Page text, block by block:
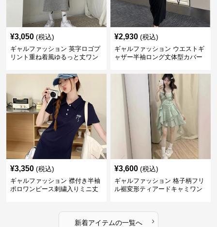
¥3,050 (税込)
ギャルファッション 英字ロゴプ
リント重ね着風ゆるっと丈ワン
¥2,930 (税込)
ギャルファッション ウエストギ
ャザー半袖ロング丈体型カバー
¥3,350 (税込)
ギャルファッション 襟付き半袖
ポロワンピース刺繍入りミニ丈
¥3,600 (税込)
ギャルファッション 格子柄フリ
ル裾変形ティアードキャミワン
新着アイテムの一覧へ ›